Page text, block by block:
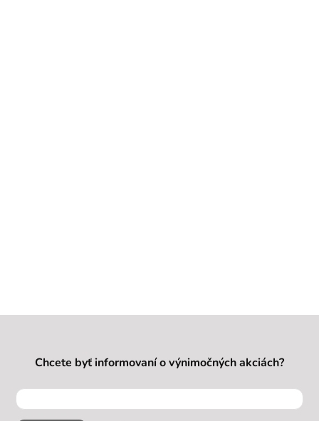
Chcete byť informovaní o výnimočných akciách?